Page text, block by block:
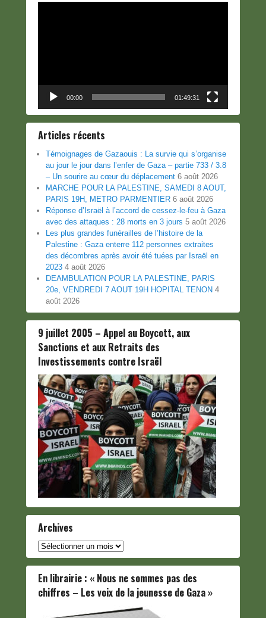
00:00 01:49:31
Articles récents
Témoignages de Gazaouis : La survie qui s’organise
au jour le jour dans l’enfer de Gaza – partie 733 / 3.8
– Un sourire au cœur du déplacement 6 août 2026
MARCHE POUR LA PALESTINE, SAMEDI 8 AOUT,
PARIS 19H, METRO PARMENTIER 6 août 2026
Réponse d’Israël à l’accord de cessez-le-feu à Gaza
avec des attaques : 28 morts en 3 jours 5 août 2026
Les plus grandes funérailles de l’histoire de la
Palestine : Gaza enterre 112 personnes extraites
des décombres après avoir été tuées par Israël en
2023 4 août 2026
DEAMBULATION POUR LA PALESTINE, PARIS
20e, VENDREDI 7 AOUT 19H HOPITAL TENON 4
août 2026
9 juillet 2005 – Appel au Boycott, aux
Sanctions et aux Retraits des
Investissements contre Israël
Archives
Archives
En librairie : « Nous ne sommes pas des
chiffres – Les voix de la jeunesse de Gaza »